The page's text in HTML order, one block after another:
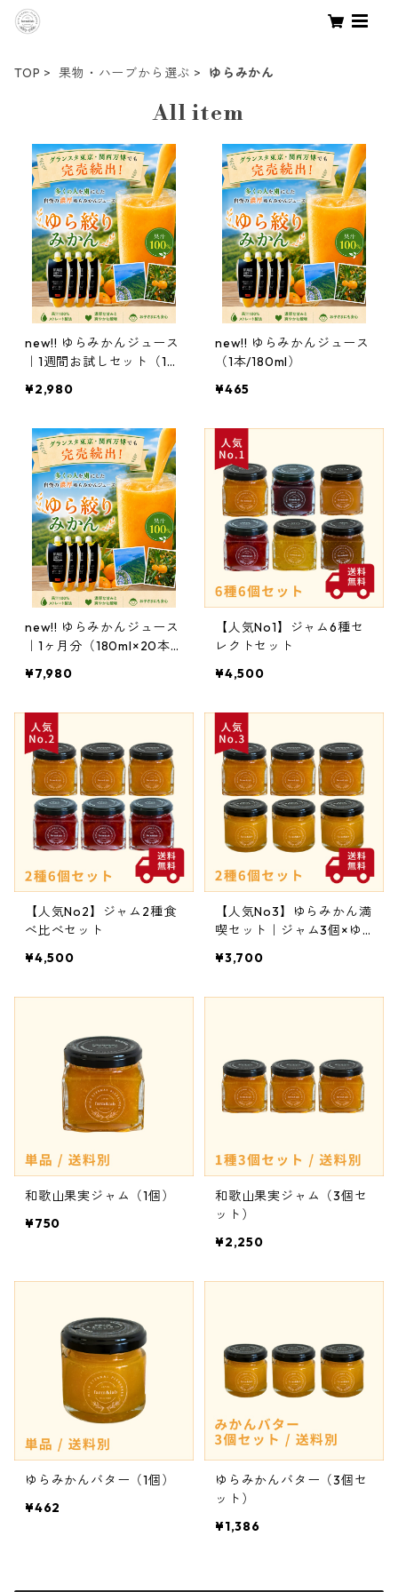
TOP 果物・ハーブから選ぶ ゆらみかん
All item
new!! ゆらみかんジュース
｜1週間お試しセット（18
¥2,980
new!! ゆらみかんジュース
（1本/180ml）
¥465
new!! ゆらみかんジュース
｜1ヶ月分（180ml×20本
¥7,980
【人気No1】ジャム6種セ
レクトセット
¥4,500
【人気No2】ジャム2種食
べ比べセット
¥4,500
【人気No3】ゆらみかん満
喫セット｜ジャム3個×ゆ
¥3,700
和歌山果実ジャム（1個）
¥750
和歌山果実ジャム（3個セ
ット）
¥2,250
ゆらみかんバター（1個）
¥462
ゆらみかんバター（3個セ
ット）
¥1,386